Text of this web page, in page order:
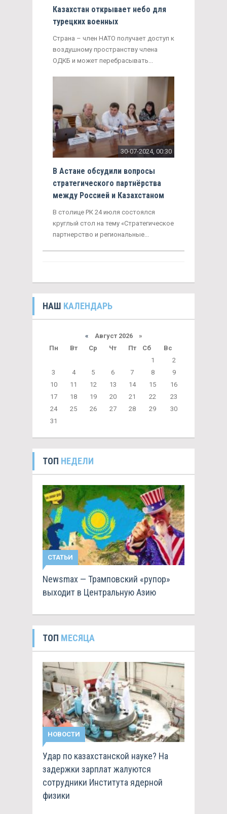
Казахстан открывает небо для
турецких военных
Страна – член НАТО получает доступ к
воздушному пространству члена
ОДКБ и может перебрасывать...
30-07-2024, 00:30
В Астане обсудили вопросы
стратегического партнёрства
между Россией и Казахстаном
В столице РК 24 июля состоялся
круглый стол на тему «Стратегическое
партнерство и региональные...
НАШ КАЛЕНДАРЬ
« Август 2026 »
Пн
Вт Ср Чт Пт Сб
Вс
1
2
3
4 5 6 7 8
9
10
11 12 13 14 15
16
17
18 19 20 21 22
23
24
25 26 27 28 29
30
31
ТОП НЕДЕЛИ
СТАТЬИ
Newsmax — Трамповский «рупор»
выходит в Центральную Азию
ТОП МЕСЯЦА
НОВОСТИ
Удар по казахстанской науке? На
задержки зарплат жалуются
сотрудники Института ядерной
физики